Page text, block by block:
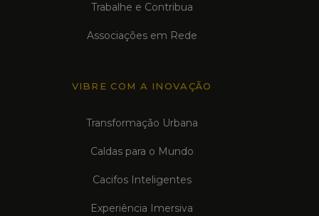
Trabalhe e Contribua
Associações em Rede
VIBRE COM A INOVAÇÃO
Transformação Urbana
Caldas para o Mundo
Cacifos Inteligentes
Experiência Imersiva